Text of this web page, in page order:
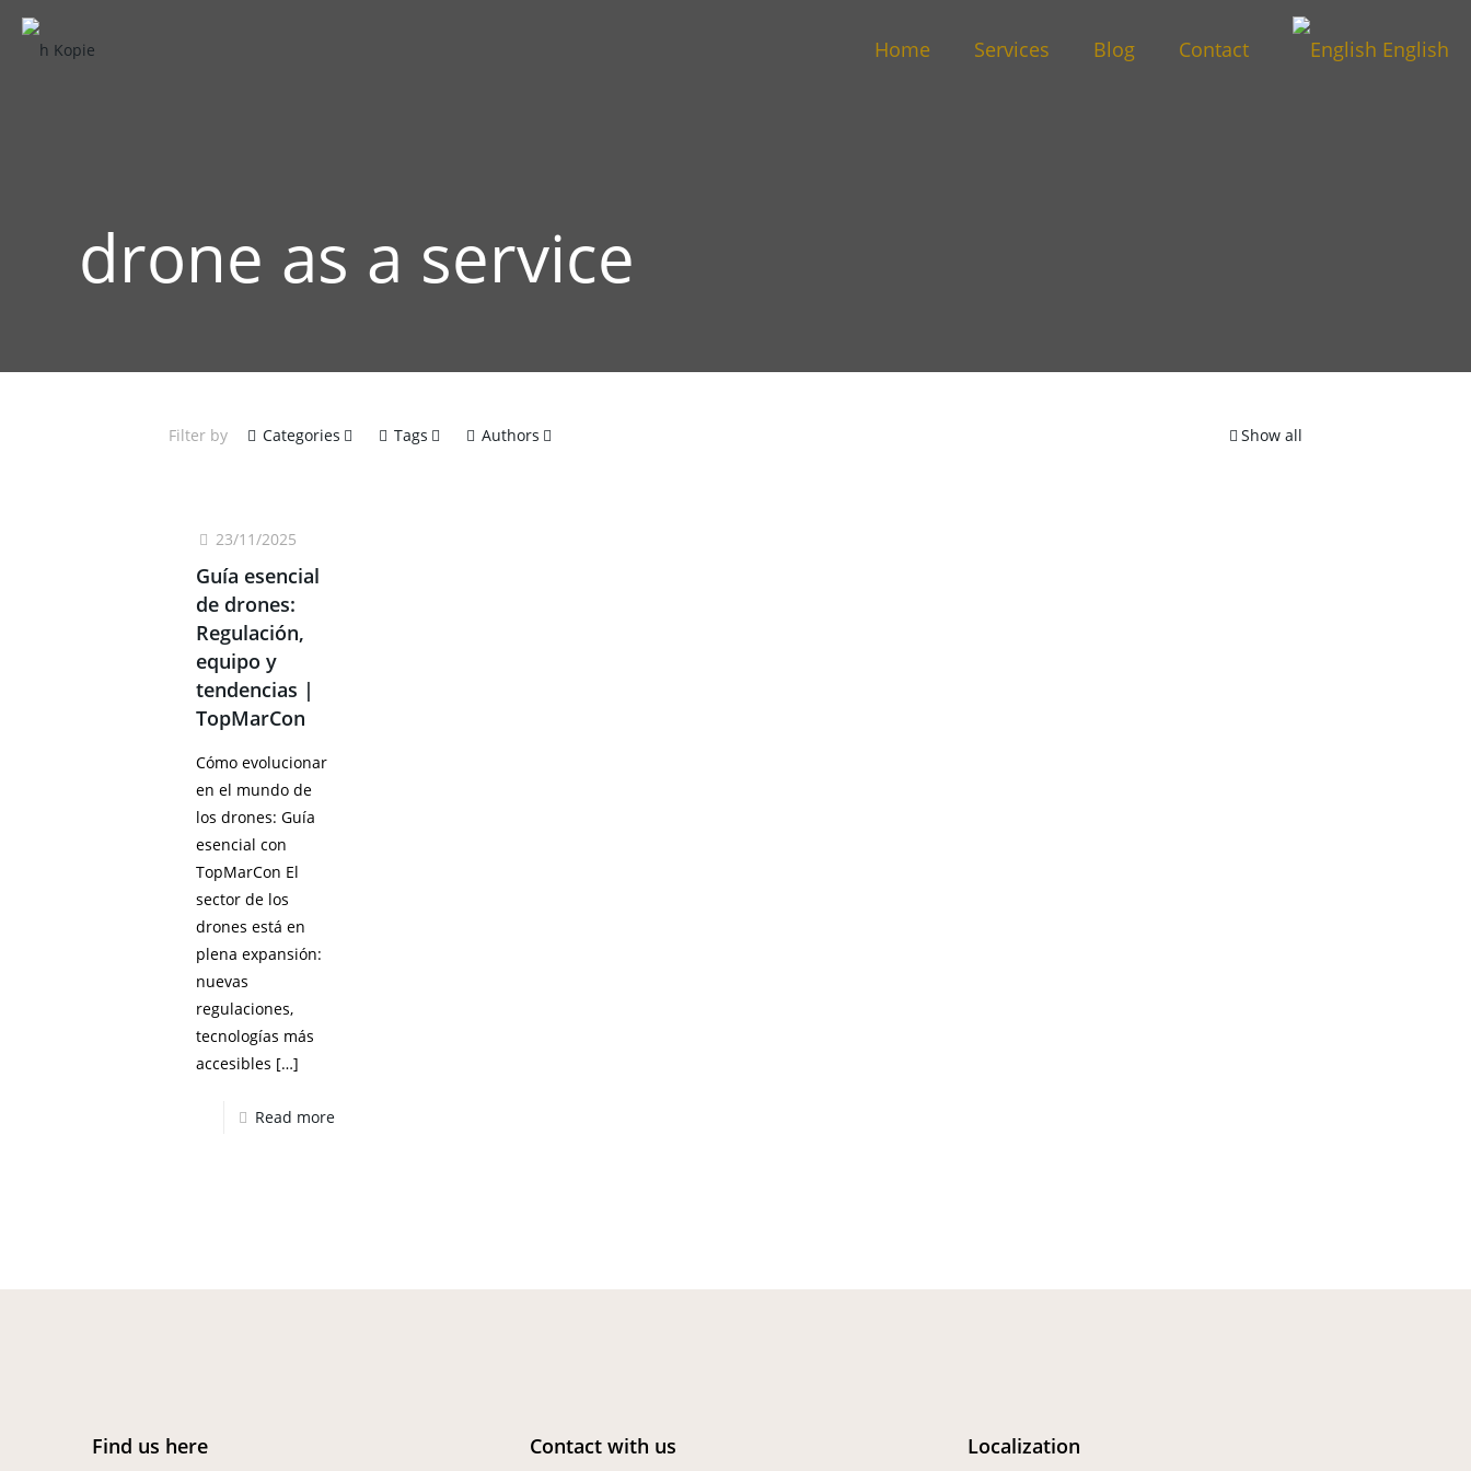
Home Services Blog Contact English
drone as a service
Filter by Categories Tags Authors Show all
23/11/2025
Guía esencial
de drones:
Regulación,
equipo y
tendencias |
TopMarCon
Cómo evolucionar
en el mundo de
los drones: Guía
esencial con
TopMarCon El
sector de los
drones está en
plena expansión:
nuevas
regulaciones,
tecnologías más
accesibles […]
Read more
Find us here Contact with us Localization